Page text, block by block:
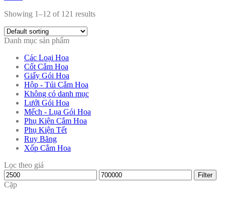
Showing 1–12 of 121 results
Danh mục sản phẩm
Các Loại Hoa
Cốt Cắm Hoa
Giấy Gói Hoa
Hộp - Túi Cắm Hoa
Không có danh mục
Lưới Gói Hoa
Mếch - Lụa Gói Hoa
Phụ Kiện Cắm Hoa
Phụ Kiện Tết
Ruy Băng
Xốp Cắm Hoa
Lọc theo giá
Min
price
Max
price
Filter
Cặp